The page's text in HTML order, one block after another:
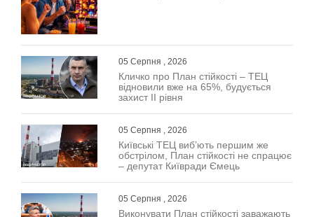
05 Серпня , 2026
Кличко про План стійкості – ТЕЦ
відновили вже на 65%, будується
захист ІІ рівня
05 Серпня , 2026
Київські ТЕЦ виб’ють першим же
обстрілом, План стійкості не спрацює
– депутат Київради Ємець
05 Серпня , 2026
Виконувати План стійкості заважають